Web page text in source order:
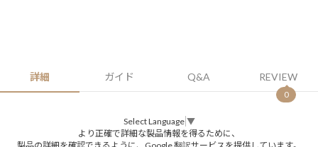
詳細 ガイド Q&A REVIEW
0
Select Language ▼
より正確で詳細な製品情報を得るために、